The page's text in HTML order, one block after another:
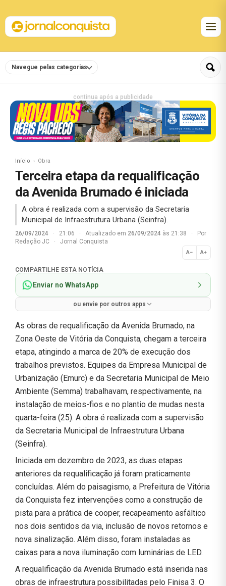
Navegue pelas categorias
continua após a publicidade
Início Obra
Terceira etapa da requalificação
da Avenida Brumado é iniciada
A obra é realizada com a supervisão da Secretaria
Municipal de Infraestrutura Urbana (Seinfra).
26/09/2024 · 21:06 · Atualizado em 26/09/2024 às 21:38 ·
Por
Redação JC
· Jornal Conquista
A− A+
Normal
COMPARTILHE ESTA NOTÍCIA
Enviar no WhatsApp
ou envie por outros apps
As obras de requalificação da Avenida Brumado, na
Zona Oeste de Vitória da Conquista, chegam a terceira
etapa, atingindo a marca de 20% de execução dos
trabalhos previstos. Equipes da Empresa Municipal de
Urbanização (Emurc) e da Secretaria Municipal de Meio
Ambiente (Semma) trabalhavam, respectivamente, na
instalação de meios-fios e no plantio de mudas nesta
quarta-feira (25). A obra é realizada com a supervisão
da Secretaria Municipal de Infraestrutura Urbana
(Seinfra).
Iniciada em dezembro de 2023, as duas etapas
anteriores da requalificação já foram praticamente
concluídas. Além do paisagismo, a Prefeitura de Vitória
da Conquista fez intervenções como a construção de
pista para a prática de cooper, recapeamento asfáltico
nos dois sentidos da via, inclusão de novos retornos e
nova sinalização. Além disso, foram instaladas as
caixas para a nova iluminação com luminárias de LED.
A requalificação da Avenida Brumado está inserida nas
obras de infraestrutura possibilitadas pelo Finisa 3. O